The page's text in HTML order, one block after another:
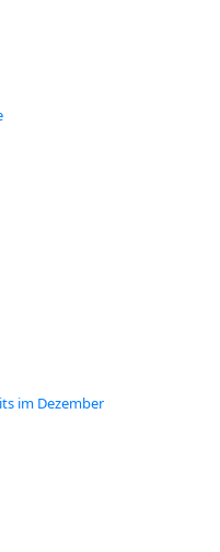
im Dezember